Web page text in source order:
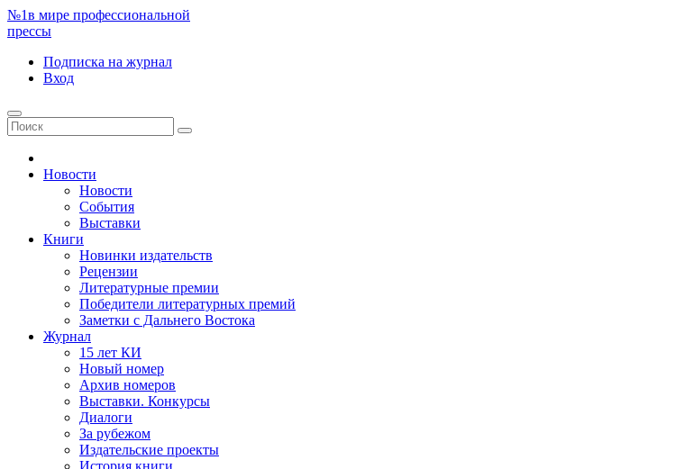
№1в мире профессиональной
прессы
Подписка на журнал
Вход
Новости
Новости
События
Выставки
Книги
Новинки издательств
Рецензии
Литературные премии
Победители литературных премий
Заметки с Дальнего Востока
Журнал
15 лет КИ
Новый номер
Архив номеров
Выставки. Конкурсы
Диалоги
За рубежом
Издательские проекты
История книги